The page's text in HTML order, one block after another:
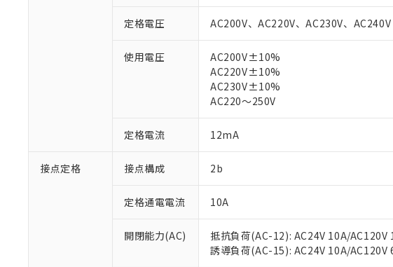
定格電圧 AC200V、AC220V、AC230V、AC240V
使用電圧
AC200V±10%
AC220V±10%
AC230V±10%
AC220～250V
定格電流 12mA
接点定格 接点構成 2b
定格通電電流 10A
開閉能力(AC)
抵抗負荷(AC-12): AC24V 10A/
誘導負荷(AC-15): AC24V 10A/
ご利用条件
以下の条件をお読みいただき、同意
当社制御機器事業取扱商品の
のであり、閲覧された時点で
当社販売員にご相談ください。
オムロン制御機器販売店や当
在庫状況および標準価格結果
対応済み：EU RoHS指令（10物
対応予定：EU RoHS指令（10物質
対応予定なし：EU RoHS指令（10
調査・確認中：EU RoHS指令（10
非該当品：ライセンス料など無形物
仕入先様の事情により、非含有部品
があります。
鉛(Pb) 1000ppm以下、 水銀(Hg) 1000ppm以
フタル酸エステル類の４物質については閾値
※2 対応予定月
部品在庫の切り替え状況などによ
※1 中国RoHS○×表
「○」：最大均質材料含有率が中国
「×」：最大均質材料含有率が中国
「－」：未確認です。当社販売部門
Cr(Ⅵ)(六価クロム) : 1000ppm、 PBBs(ポリ臭
DBP(フタル酸ジブチル) : 1000ppm、 DIBP(
DEHP(フタル酸ビス(2-エチルヘキシル)) :
※2 環境保護使用期限
などの必要な手続きをとりま
ます。
置等に一切使用いたしません
当社は、貴社製品を第三者に
また当社は、販売先および販
たしません。
△ 一定数には満たないが在